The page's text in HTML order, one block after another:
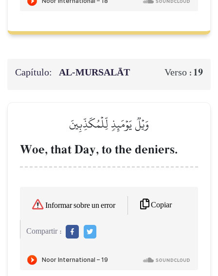
Capítulo: AL‑MURSALĀT Verso : 19
وَيۡلٞ يَوۡمَئِذٖ لِّلۡمُكَذِّبِينَ
Woe, that Day, to the deniers.
Informar sobre un error Copiar
Compartir :